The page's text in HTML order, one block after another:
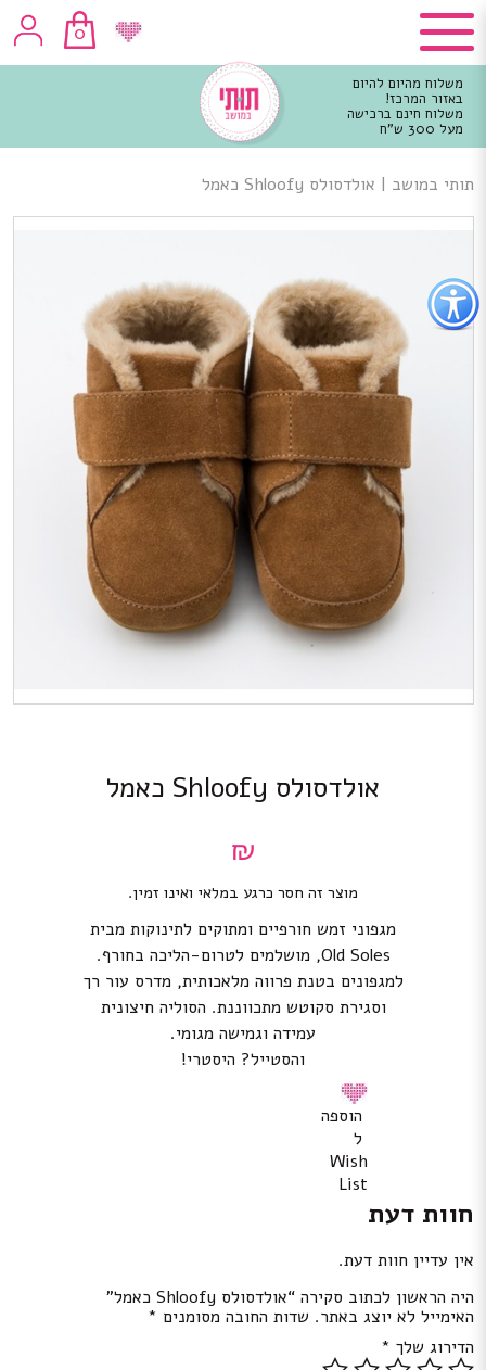
כפתור
לפתיחת
תפריט
נגישות
0
משלוח מהיום להיום
באזור המרכז!
משלוח חינם ברכישה
מעל 300 ש"ח
מרכזי
תותי במושב | אולדסולס Shloofy כאמל
אולדסולס Shloofy כאמל
₪
מוצר זה חסר כרגע במלאי ואינו זמין.
מגפוני זמש חורפיים ומתוקים לתינוקות מבית
Old Soles, מושלמים לטרום-הליכה בחורף.
למגפונים בטנת פרווה מלאכותית, מדרס עור רך
וסגירת סקוטש מתכווננת. הסוליה חיצונית
עמידה וגמישה מגומי.
והסטייל? היסטרי!
הוספה
ל
Wish
List
חוות דעת
אין עדיין חוות דעת.
היה הראשון לכתוב סקירה “אולדסולס Shloofy כאמל”
האימייל לא יוצג באתר. שדות החובה מסומנים *
הדירוג שלך *